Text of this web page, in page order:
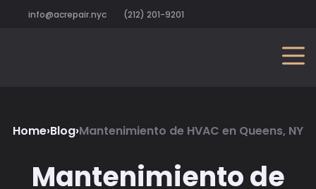
info@acrepair.nyc (212) 201-9201
Home›Blog›Mantenimiento de HVAC en Queens, NY
Mantenimiento de